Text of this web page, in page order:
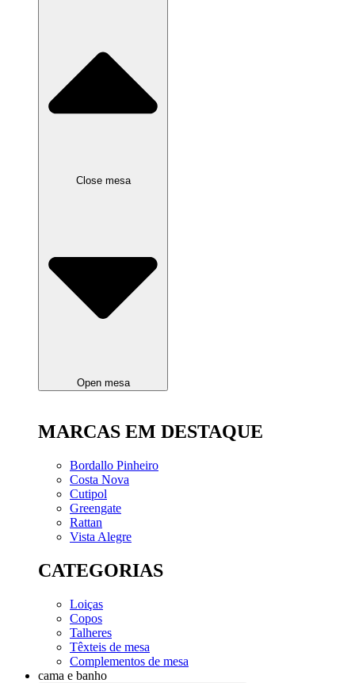
Close mesa
Open mesa
MARCAS EM DESTAQUE
Bordallo Pinheiro
Costa Nova
Cutipol
Greengate
Rattan
Vista Alegre
CATEGORIAS
Loiças
Copos
Talheres
Têxteis de mesa
Complementos de mesa
cama e banho